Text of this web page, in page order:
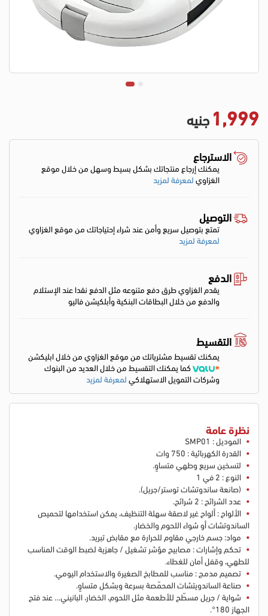
1,999 جنيه
الاسترجاع
يمكنك إرجاع منتجاتك بشكل بسيط وسهل من خلال موقع
الغزاويلمعرفة لمزيد
التوصيل
تمتع بتوصيل سريع وأمن عند شراء إحتياجاتك من موقع الغزاوي
لمعرفة لمزيد
الدفع
يقدم الغزاوي طرق دفع متنوعه مثل الدفع نقدا عند الإستلام
والدفع من خلال البطاقات البنكية وأبلكيشن فاليو
التقسيط
يمكنك تقسيط مشترياتك من موقع الغزاوي من خلال ابليكشن
كما يمكنك التقسيط من خلال العديد من البنوك
وشركات التمويل الاستهلاكيلمعرفة لمزيد
نظرة عامة
الموديل : SMP01
القدرة الكهربائية : 750 وات
لتسخين سريع وطهي متساوٍ.
النوع : 2 في 1
(صانعة ساندوتشات توستر/جريل).
عدد الشرائح : 2 شرائح.
الألواح : ألواح غير لاصقة سهلة التنظيف، يمكن استخدامها لتحميص
الساندوتشات أو شواء اللحوم والخضار.
مواد: جسم خارجي مقاوم للحرارة مع مقابض تبريد.
تحكم وإشارات : مصابيح مؤشر تشغيل / جاهزية لضبط الوقت المناسب
للطهي، وقفل أمان للغطاء.
تصميم مدمج : مناسب للمطابخ الصغيرة والاستخدام اليومي.
صناعة الساندويتشات المحمّصة بسرعة وبشكل متساوٍ.
شواية / جريل مسطّح للأطعمة مثل اللحوم، الخضار، البانيني… عند فتح
الجهاز 180°.